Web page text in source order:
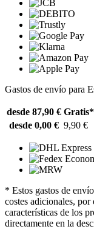
Gastos de envío para
desde 87,90 € Gratis*
desde 0,00 € 9,90 €
* Estos gastos de
costes adicionales,
características de los
directamente en la